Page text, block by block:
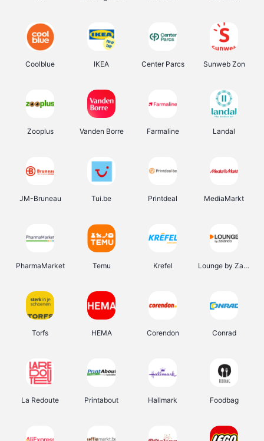
Coolblue IKEA Center Parcs Sunweb Zon
Zooplus Vanden Borre Farmaline Landal
JM-Bruneau Tui.be Printdeal MediaMarkt
PharmaMarket Temu Krefel Lounge by Zalando
Torfs HEMA Corendon Conrad
La Redoute Printabout Hallmark Foodbag